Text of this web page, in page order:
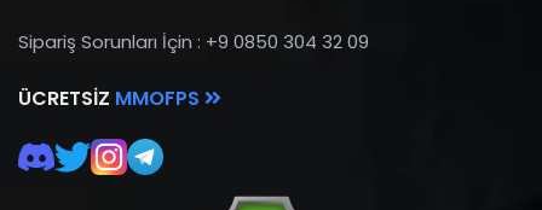
Sipariş Sorunları İçin : +9 0850 304 32 09
ÜCRETSIZ MMOFPS